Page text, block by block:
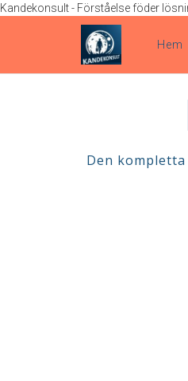
Kandekonsult - Förståelse föder
Hem
Den kompletta